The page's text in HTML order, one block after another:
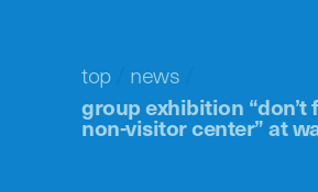
top/ news
group exhibition
non-visitor center” at